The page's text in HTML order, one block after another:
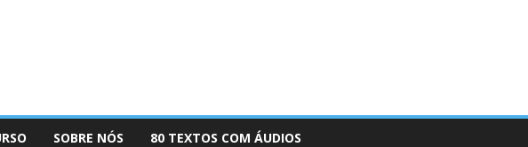
SOBRE NÓS 80 TEXTOS COM ÁUDIOS